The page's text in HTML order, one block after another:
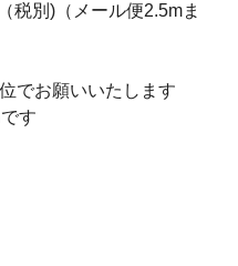
税別)（メール便2.5mま
でお願いいたします
す